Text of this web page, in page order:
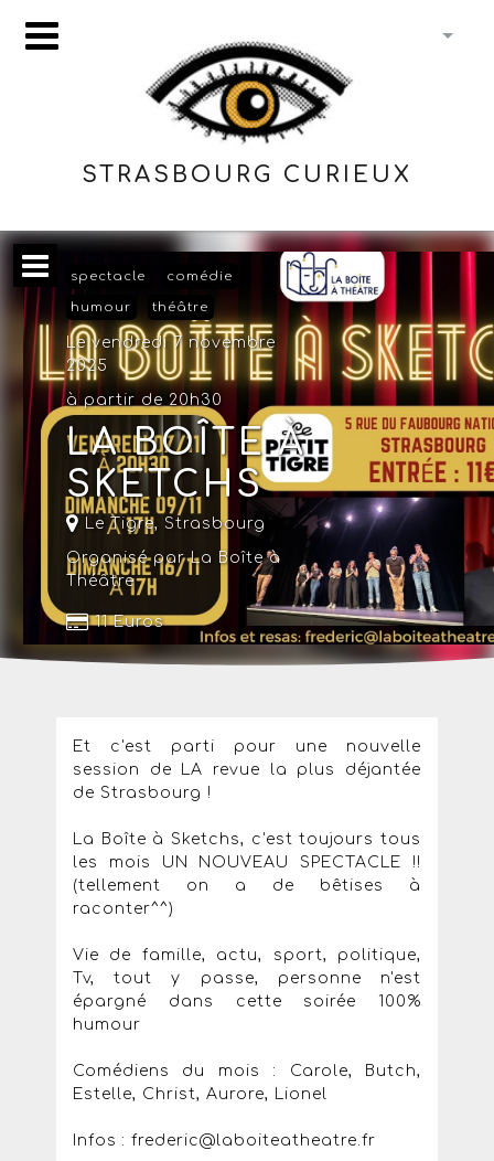
STRASBOURG CURIEUX
spectacle comédie
humour théâtre
Le vendredi 7 novembre
2025
à partir de 20h30
LA BOÎTE À
SKETCHS
Le Tigre,Strasbourg
Organisé par La Boîte à
Théâtre
11 Euros
Et c'est parti pour une nouvelle
session de LA revue la plus déjantée
de Strasbourg !
La Boîte à Sketchs, c'est toujours tous
les mois UN NOUVEAU SPECTACLE !!
(tellement on a de bêtises à
raconter^^)
Vie de famille, actu, sport, politique,
Tv, tout y passe, personne n'est
épargné dans cette soirée 100%
humour
Comédiens du mois : Carole, Butch,
Estelle, Christ, Aurore, Lionel
Infos : frederic@laboiteatheatre.fr